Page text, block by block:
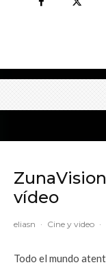
vídeo
eliasn · Cine y video ·
Todo el mundo